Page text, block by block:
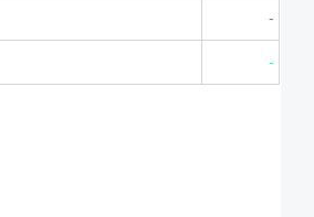
-
-